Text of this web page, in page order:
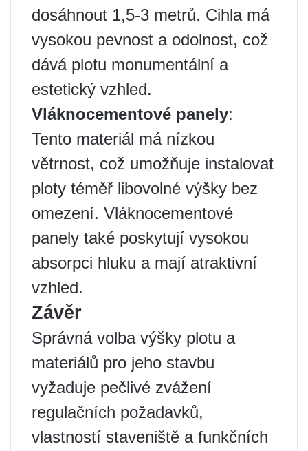
dosáhnout 1,5-3 metrů. Cihla má
vysokou pevnost a odolnost, což
dává plotu monumentální a
estetický vzhled.
Vláknocementové panely:
Tento materiál má nízkou
větrnost, což umožňuje instalovat
ploty téměř libovolné výšky bez
omezení. Vláknocementové
panely také poskytují vysokou
absorpci hluku a mají atraktivní
vzhled.
Závěr
Správná volba výšky plotu a
materiálů pro jeho stavbu
vyžaduje pečlivé zvážení
regulačních požadavků,
vlastností staveniště a funkčních